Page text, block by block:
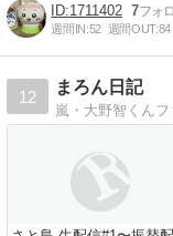
1711402 7
週間IN:52 週間OUT:84
12
まろん日記